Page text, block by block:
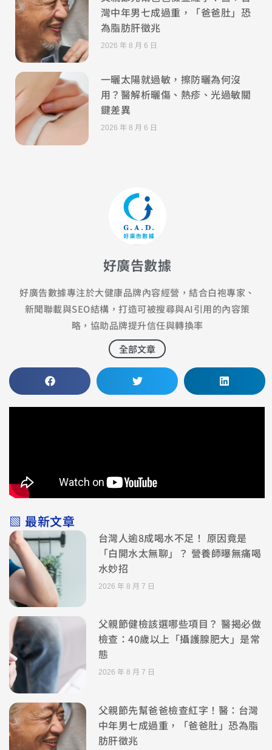
灣中年男七成過重，「爸爸肚」恐
為脂肪肝徵兆
2026 年 8 月 6 日
一曬太陽就過敏，擦防曬為何沒
用？醫解析曬傷、熱疹、光過敏關
鍵差異
2026 年 8 月 6 日
好廣告數據
好廣告數據專注於大健康品牌內容經營，結合白袍專家、
新聞聯載與SEO結構，打造可被搜尋與AI引用的內容策
略，協助品牌提升信任與轉換率
全部文章
▧ 最新文章
台灣人逾8成喝水不足！ 原因竟是
「白開水太無聊」？ 營養師曝無痛喝
水妙招
2026 年 8 月 7 日
父親節健檢該選哪些項目？ 醫揭必做
檢查：40歲以上「攝護腺肥大」是常
態
2026 年 8 月 7 日
父親節先幫爸爸檢查紅字！醫：台灣
中年男七成過重，「爸爸肚」恐為脂
肪肝徵兆